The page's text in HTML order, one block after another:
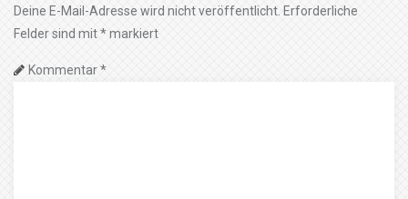
Deine E-Mail-Adresse wird nicht veröffentlicht. Erforderliche
Felder sind mit*markiert
Kommentar*